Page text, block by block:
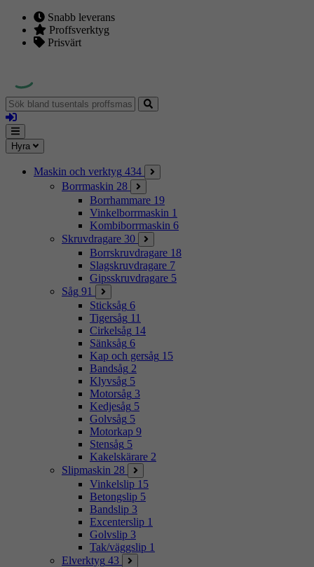
Snabb leverans
Proffsverktyg
Prisvärt
Sök
bland
tusentals
proffsmaskiner
Logga
in
Mina
sidor
Meny
Hyra
Maskin och verktyg 434
Borrmaskin 28
Borrhammare 19
Vinkelborrmaskin 1
Kombiborrmaskin 6
Skruvdragare 30
Borrskruvdragare 18
Slagskruvdragare 7
Gipsskruvdragare 5
Såg 91
Sticksåg 6
Tigersåg 11
Cirkelsåg 14
Sänksåg 6
Kap och gersåg 15
Bandsåg 2
Klyvsåg 5
Motorsåg 3
Kedjesåg 5
Golvsåg 5
Motorkap 9
Stensåg 5
Kakelskärare 2
Slipmaskin 28
Vinkelslip 15
Betongslip 5
Bandslip 3
Excenterslip 1
Golvslip 3
Tak/väggslip 1
Elverktyg 43